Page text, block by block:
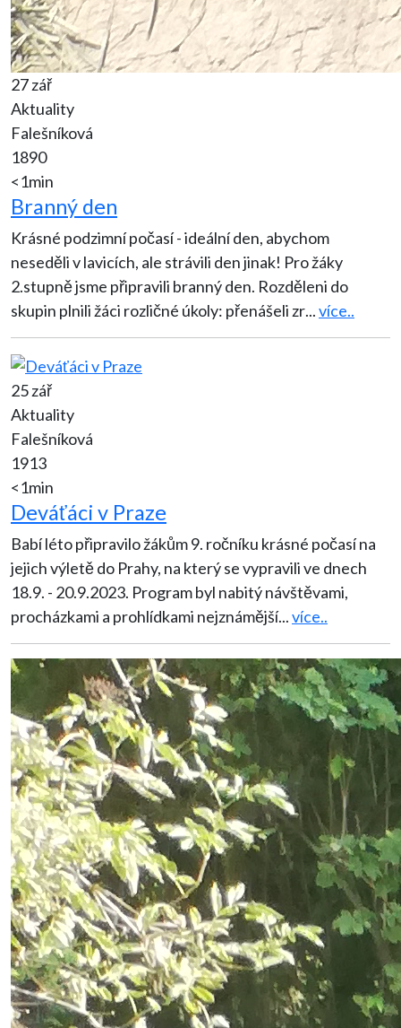
27 zář
Aktuality
Falešníková
1890
<1min
Branný den
Krásné podzimní počasí - ideální den, abychom
neseděli v lavicích, ale strávili den jinak! Pro žáky
2.stupně jsme připravili branný den. Rozděleni do
skupin plnili žáci rozličné úkoly: přenášeli zr...více..
25 zář
Aktuality
Falešníková
1913
<1min
Deváťáci v Praze
Babí léto připravilo žákům 9. ročníku krásné počasí na
jejich výletě do Prahy, na který se vypravili ve dnech
18.9. - 20.9.2023. Program byl nabitý návštěvami,
procházkami a prohlídkami nejznámější...více..